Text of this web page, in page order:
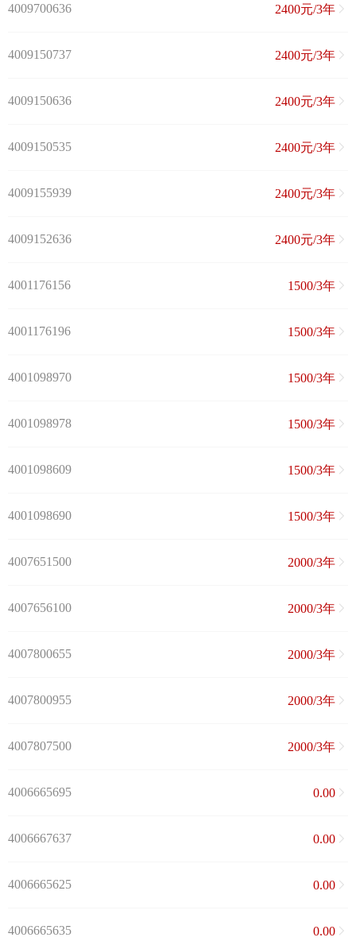
4009700636 2400元/3年
4009150737 2400元/3年
4009150636 2400元/3年
4009150535 2400元/3年
4009155939 2400元/3年
4009152636 2400元/3年
4001176156 1500/3年
4001176196 1500/3年
4001098970 1500/3年
4001098978 1500/3年
4001098609 1500/3年
4001098690 1500/3年
4007651500 2000/3年
4007656100 2000/3年
4007800655 2000/3年
4007800955 2000/3年
4007807500 2000/3年
4006665695 0.00
4006667637 0.00
4006665625 0.00
4006665635 0.00